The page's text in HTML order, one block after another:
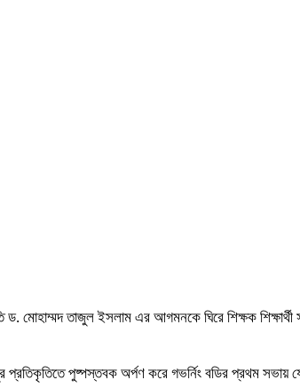
মোহাম্মদ তাজুল ইসলাম এর আগমনকে ঘিরে শিক্ষক
প্রতিকৃতিতে পুষ্পস্তবক অর্পণ করে গভর্নিং বডির প্রথম সভায়